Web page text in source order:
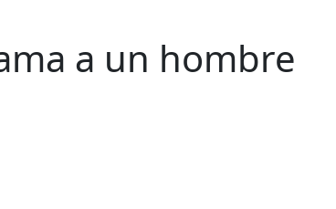
a un hombre